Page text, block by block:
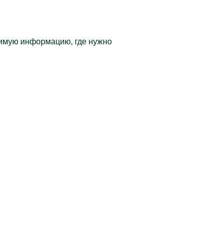
информацию, где нужно